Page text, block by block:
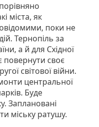
міста, як
поки не
Тернопіль за
а й для Східної
повернути своє
світової війни.
центральної
Буде
Заплановані
міську ратушу.